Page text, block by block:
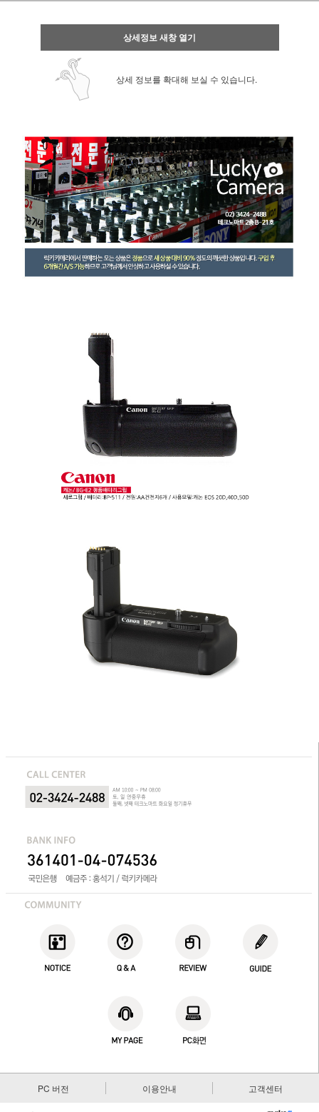
상세정보 새창 열기
상세 정보를 확대해 보실 수 있습니다.
PC 버전 이용안내 고객센터